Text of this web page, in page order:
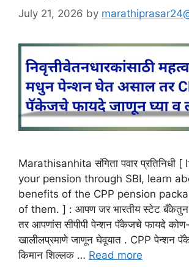
July 21, 2026 by
Marathisanhita संगिता पवार प्रतिनिधी
your pension through SBI, learn
benefits of the CPP pension
of them. ] : आपण जर भारतीय स्टेट
तर आपणांस सीपीपी पेन्शन पॅकेजचे फायदे
खालीलप्रमाणे जाणून घेवूयात . CPP पेन्शन
किमान शिल्लक … Read more